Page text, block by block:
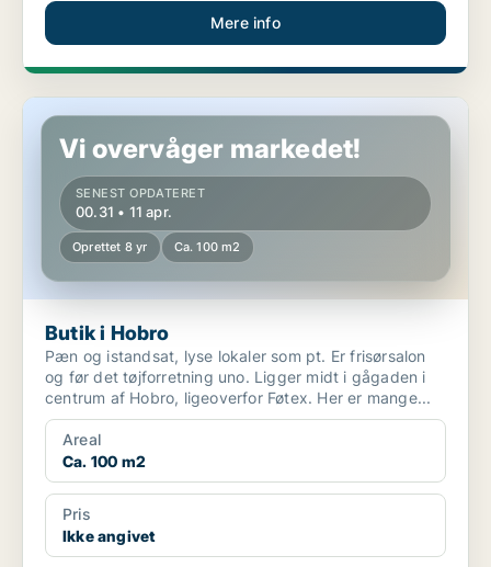
Mere info
Butik i Hobro
Vi overvåger markedet!
SENEST OPDATERET
00.31 • 11 apr.
Oprettet 8 yr Ca. 100 m2
Butik i Hobro
Pæn og istandsat, lyse lokaler som pt. Er frisørsalon
og før det tøjforretning uno. Ligger midt i gågaden i
centrum af Hobro, ligeoverfor Føtex. Her er mange...
Areal
Ca. 100 m2
Pris
Ikke angivet